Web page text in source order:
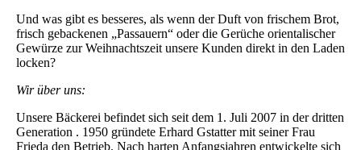
Und was gibt es besseres, als wenn der Duft von frischem Brot,
frisch gebackenen „Passauern“ oder die Gerüche orientalischer
Gewürze zur Weihnachtszeit unsere Kunden direkt in den Laden
locken?
Wir über uns:
Unsere Bäckerei befindet sich seit dem 1. Juli 2007 in der dritten
Generation . 1950 gründete Erhard Gstatter mit seiner Frau
Frieda den Betrieb. Nach harten Anfangsjahren entwickelte sich